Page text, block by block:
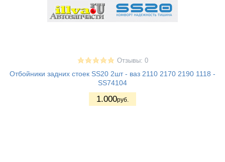
Отзывы: 0
Отбойники задних стоек SS20 2шт - ваз 2110 2170 2190 1118 -
SS74104
1.000руб.